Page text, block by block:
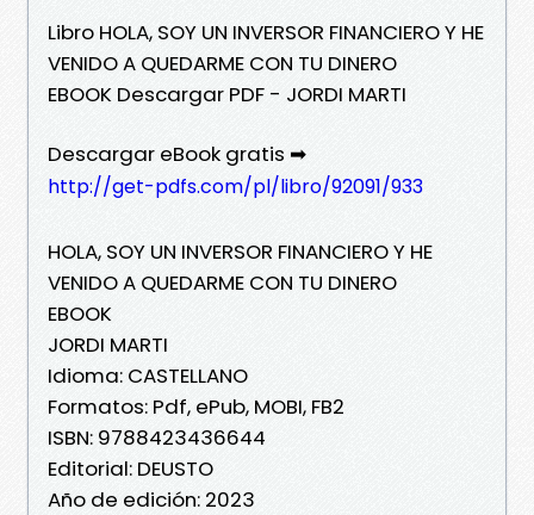
Libro HOLA, SOY UN INVERSOR FINANCIERO Y HE
VENIDO A QUEDARME CON TU DINERO
EBOOK Descargar PDF - JORDI MARTI
Descargar eBook gratis ➡
http://get-pdfs.com/pl/libro/92091/933
HOLA, SOY UN INVERSOR FINANCIERO Y HE
VENIDO A QUEDARME CON TU DINERO
EBOOK
JORDI MARTI
Idioma: CASTELLANO
Formatos: Pdf, ePub, MOBI, FB2
ISBN: 9788423436644
Editorial: DEUSTO
Año de edición: 2023